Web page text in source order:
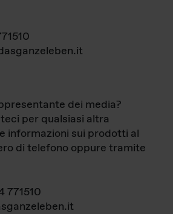
dei media?
per qualsiasi altra
informazioni sui prodotti al
di telefono oppure tramite
771510